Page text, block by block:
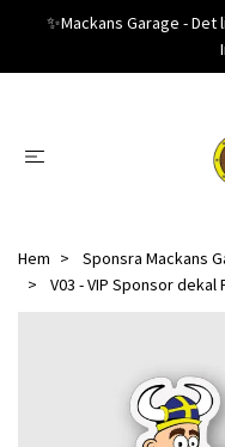
✨️Mackans Garage -
Hem
Sponsra Mackans
V03 - VIP Sponsor